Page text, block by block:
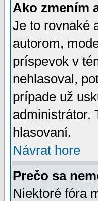
Ako zmením
Je to rovnaké
autorom,
príspevok v
nehlasoval,
prípade už
administrátor.
hlasovaní.
Návrat hore
Prečo sa
Niektoré fóra